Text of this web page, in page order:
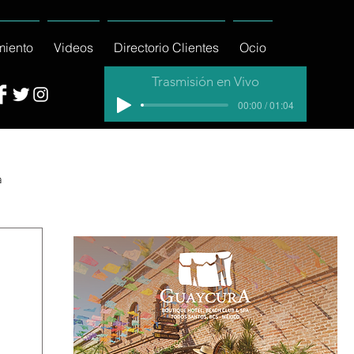
Videos Directorio Clientes Ocio
Trasmisión en Vivo
00:00 / 01:04